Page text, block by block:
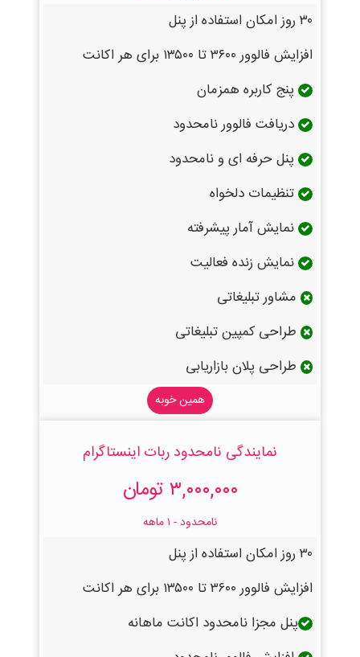
۳۰ روز امکان استفاده از پنل
افزایش فالوور ۳۶۰۰ تا ۱۳۵۰۰ برای هر اکانت
پنج کاربره همزمان
دریافت فالوور نامحدود
پنل حرفه ای و نامحدود
تنظیمات دلخواه
نمایش آمار پیشرفته
نمایش زنده فعالیت
مشاور تبلیغاتی
طراحی کمپین تبلیغاتی
طراحی پلان بازاریابی
همین خوبه
نمایندگی نامحدود ربات اینستاگرام
۳,۰۰۰,۰۰۰ تومان
نامحدود - ۱ ماهه
۳۰ روز امکان استفاده از پنل
افزایش فالوور ۳۶۰۰ تا ۱۳۵۰۰ برای هر اکانت
پنل مجزا نامحدود اکانت ماهانه